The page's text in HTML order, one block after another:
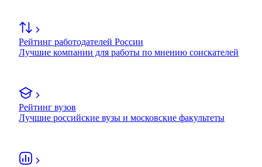
Рейтинг работодателей России
Лучшие компании для работы по мнению соискателей
Рейтинг вузов
Лучшие российские вузы и московские факультеты